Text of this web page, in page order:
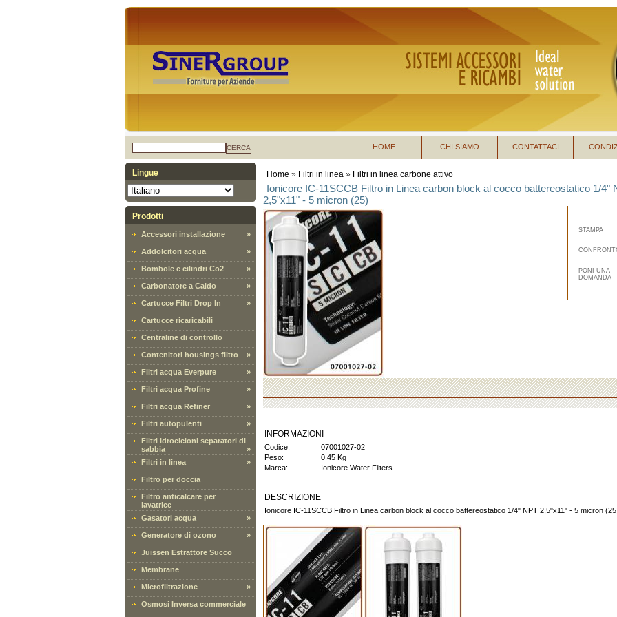
CERCA CONTATTACI
CHI SIAMO
HOME
Lingue
Prodotti
Accessori installazione »
Addolcitori acqua »
Bombole e cilindri Co2 »
Carbonatore a Caldo »
Cartucce Filtri Drop In »
Cartucce ricaricabili
Centraline di controllo
Contenitori housings filtro »
Filtri acqua Everpure »
Filtri acqua Profine »
Filtri acqua Refiner »
Filtri autopulenti »
Filtri idrocicloni separatori di
sabbia
»
Filtri in linea
»
Filtro per doccia
Filtro anticalcare per
lavatrice
Gasatori acqua
»
Generatore di ozono »
Juissen Estrattore Succo
Membrane
Microfiltrazione »
Osmosi Inversa commerciale
Home » Filtri in linea » Filtri in linea carbone attivo
Ionicore IC-11SCCB Filtro in Linea carbon block al cocco battereostatico 1/4"
2,5"x11" - 5 micron (25)
STAMPA
PONI UNA
DOMANDA
INFORMAZIONI
Codice:
07001027-02
Peso:
0.45 Kg
Marca:
Ionicore Water Filters
DESCRIZIONE
Ionicore IC-11SCCB Filtro in Linea carbon block al cocco battereostatico 1/4" NPT 2,5"x11" - 5 micron